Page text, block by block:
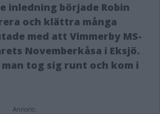
inledning började Robin
och klättra många
med att Vimmerby MS-
Novemberkåsa i Eksjö.
tog sig runt och kom i
Annons: